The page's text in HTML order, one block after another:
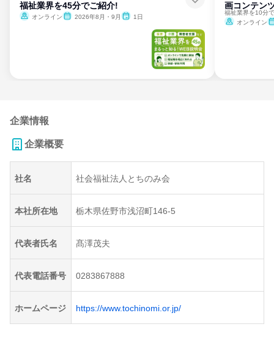
福祉業界を45分でご紹介!
オンライン 2026年8月・9月 1日
画コンテン
福祉業界を10分
オンライン
企業情報
企業概要
社名 社会福祉法人とちのみ会
本社所在地 栃木県佐野市浅沼町146-5
代表者氏名 髙澤茂夫
代表電話番号 0283867888
ホームページ https://www.tochinomi.or.jp/